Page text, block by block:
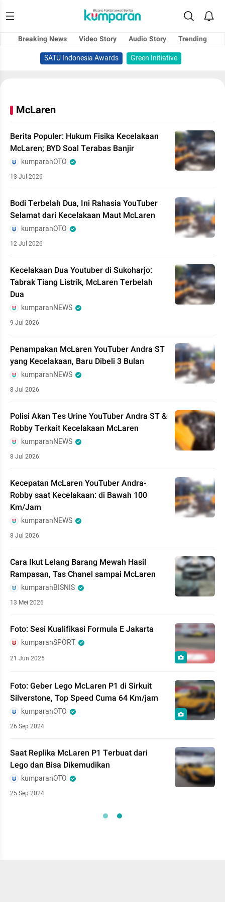
Breaking News Video Story Audio Story
Trending
SATU Indonesia Awards
Green Initiative
McLaren
Berita Populer: Hukum Fisika Kecelakaan
McLaren; BYD Soal Terabas Banjir
kumparanOTO
13 Jul 2026
Bodi Terbelah Dua, Ini Rahasia YouTuber
Selamat dari Kecelakaan Maut McLaren
kumparanOTO
12 Jul 2026
Kecelakaan Dua Youtuber di Sukoharjo:
Tabrak Tiang Listrik, McLaren Terbelah
Dua
kumparanNEWS
9 Jul 2026
Penampakan McLaren YouTuber Andra ST
yang Kecelakaan, Baru Dibeli 3 Bulan
kumparanNEWS
8 Jul 2026
Polisi Akan Tes Urine YouTuber Andra ST &
Robby Terkait Kecelakaan McLaren
kumparanNEWS
8 Jul 2026
Kecepatan McLaren YouTuber Andra-
Robby saat Kecelakaan: di Bawah 100
Km/Jam
kumparanNEWS
8 Jul 2026
Cara Ikut Lelang Barang Mewah Hasil
Rampasan, Tas Chanel sampai McLaren
kumparanBISNIS
13 Mei 2026
Foto: Sesi Kualifikasi Formula E Jakarta
kumparanSPORT
21 Jun 2025
Foto: Geber Lego McLaren P1 di Sirkuit
Silverstone, Top Speed Cuma 64 Km/jam
kumparanOTO
26 Sep 2024
Saat Replika McLaren P1 Terbuat dari
Lego dan Bisa Dikemudikan
kumparanOTO
25 Sep 2024